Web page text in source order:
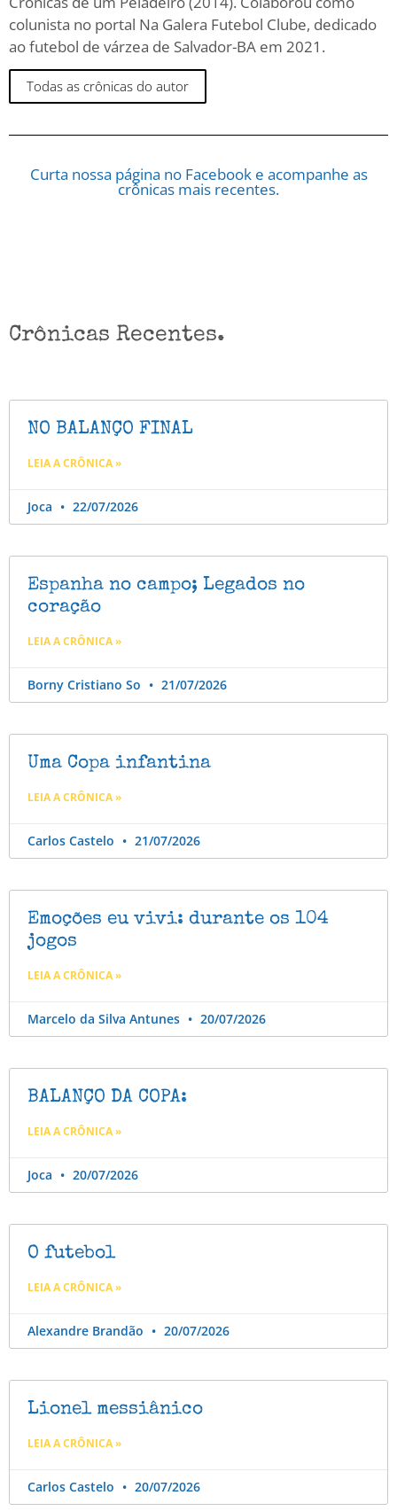
colunista no portal Na Galera Futebol Clube, dedicado
ao futebol de várzea de Salvador-BA em 2021.
Todas as crônicas do autor
Curta nossa página no Facebook e acompanhe as
crônicas mais recentes.
Crônicas Recentes.
NO BALANÇO FINAL
LEIA A CRÔNICA »
Joca 22/07/2026
Espanha no campo; Legados no
coração
LEIA A CRÔNICA »
Borny Cristiano So 21/07/2026
Uma Copa infantina
LEIA A CRÔNICA »
Carlos Castelo 21/07/2026
Emoções eu vivi: durante os 104
jogos
LEIA A CRÔNICA »
Marcelo da Silva Antunes 20/07/2026
BALANÇO DA COPA:
LEIA A CRÔNICA »
Joca 20/07/2026
O futebol
LEIA A CRÔNICA »
Alexandre Brandão 20/07/2026
Lionel messiânico
LEIA A CRÔNICA »
Carlos Castelo 20/07/2026